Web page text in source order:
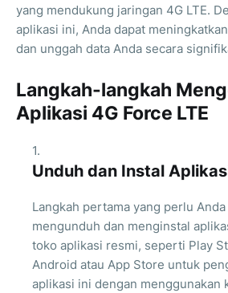
yang mendukung jaringan 4G LTE.
aplikasi ini, Anda dapat
dan unggah data Anda secara
Langkah-langkah
Aplikasi 4G Force LTE
Unduh dan Instal
Langkah pertama yang perlu
mengunduh dan menginstal
toko aplikasi resmi, seperti Play
Android atau App Store untuk
aplikasi ini dengan menggunakan